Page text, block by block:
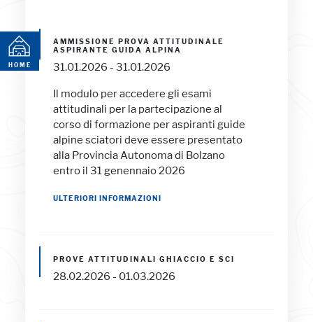
HOME
AMMISSIONE PROVA ATTITUDINALE
ASPIRANTE GUIDA ALPINA
31.01.2026 - 31.01.2026
Il modulo per accedere gli esami
attitudinali per la partecipazione al
corso di formazione per aspiranti guide
alpine sciatori deve essere presentato
alla Provincia Autonoma di Bolzano
entro il 31 genennaio 2026
ULTERIORI INFORMAZIONI
PROVE ATTITUDINALI GHIACCIO E SCI
28.02.2026 - 01.03.2026